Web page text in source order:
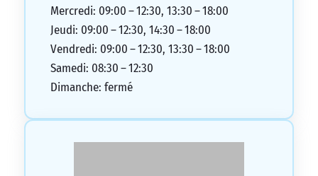
Mercredi: 09:00 – 12:30, 13:30 – 18:00
Jeudi: 09:00 – 12:30, 14:30 – 18:00
Vendredi: 09:00 – 12:30, 13:30 – 18:00
Samedi: 08:30 – 12:30
Dimanche: fermé